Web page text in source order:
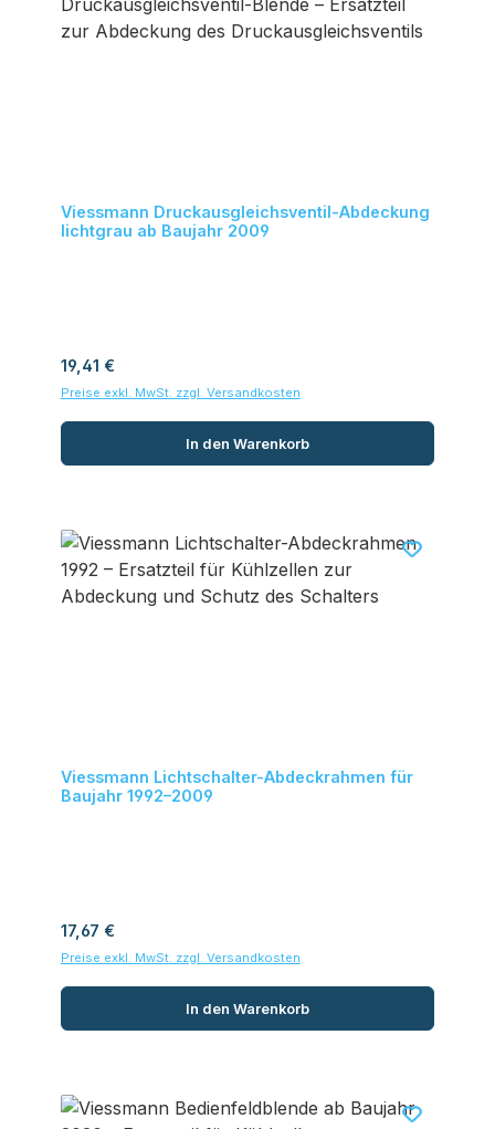
Viessmann Druckausgleichsventil-Abdeckung
lichtgrau ab Baujahr 2009
Regulärer Preis:
19,41 €
Preise exkl. MwSt. zzgl. Versandkosten
In den Warenkorb
Viessmann Lichtschalter-Abdeckrahmen für
Baujahr 1992–2009
Regulärer Preis:
17,67 €
Preise exkl. MwSt. zzgl. Versandkosten
In den Warenkorb